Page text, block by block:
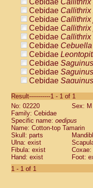
Cebidae Callithrix
Cebidae Callithrix
Cebidae Callithrix
Cebidae Callithrix
Cebidae Callithrix
Cebidae
Cebidae
Cebidae
Cebidae
Cebidae
Cebidae
Cebidae
Cebidae
CebidaeSaguinus
Cebidae
Cebidae
Cebidae
Cebidae
Cebidae
Result-----------1 - 1 of 1
No: 02220
Sex: M
Family: Cebidae
Specific name: oedipus
Name: Cotton-top Tamarin
Skull: parts
Ulna: exist
Fibula: exist
Hand: exist
Foot:
1 - 1 of 1